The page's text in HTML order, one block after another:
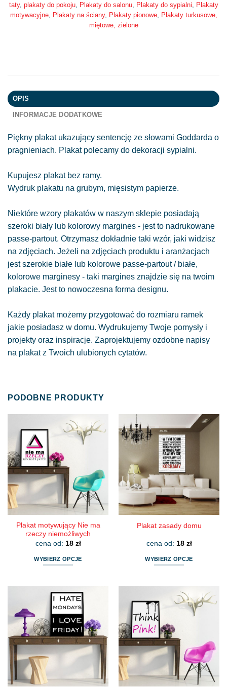
taty, plakaty do pokoju, Plakaty do salonu, Plakaty do sypialni
Plakaty
motywacyjne, Plakaty na ściany, Plakaty pionowe,
Plakaty turkusowe,
miętowe, zielone
OPIS
INFORMACJE DODATKOWE
Piękny plakat ukazujący sentencję ze słowami Goddarda o
pragnieniach. Plakat polecamy do dekoracji sypialni.
Kupujesz plakat bez ramy.
Wydruk plakatu na grubym, mięsistym papierze.
Niektóre wzory plakatów w naszym sklepie posiadają
szeroki biały lub kolorowy margines - jest to nadrukowane
passe-partout. Otrzymasz dokładnie taki wzór, jaki widzisz
na zdjęciach. Jeżeli na zdjęciach produktu i aranżacjach
jest szerokie białe lub kolorowe passe-partout / białe,
kolorowe marginesy - taki margines znajdzie się na twoim
plakacie. Jest to nowoczesna forma designu.
Każdy plakat możemy przygotować do rozmiaru ramek
jakie posiadasz w domu. Wydrukujemy Twoje pomysły i
projekty oraz inspiracje. Zaprojektujemy ozdobne napisy
na plakat z Twoich ulubionych cytatów.
PODOBNE PRODUKTY
Plakat motywujący Nie ma
rzeczy niemożliwych
cena od: 18 zł
WYBIERZ OPCJE
ma
wiele
wariantów.
Opcje
można
wybrać
produktu
Plakat zasady domu
cena od: 18 zł
WYBIERZ OPCJE
wiele
wariantów.
Opcje
można
wybrać
na
stronie
produktu